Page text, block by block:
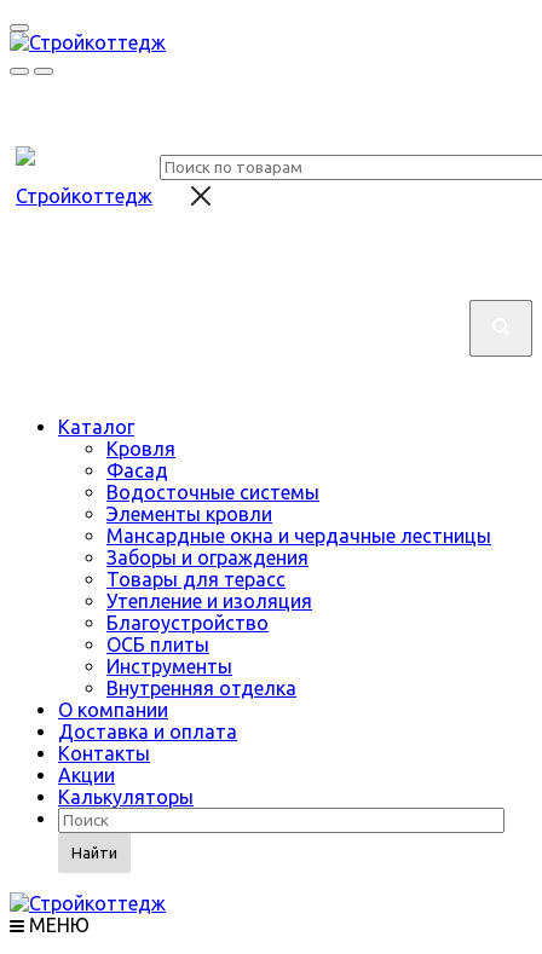
Каталог
Кровля
Фасад
Водосточные системы
Элементы кровли
Мансардные окна и чердачные лестницы
Заборы и ограждения
Товары для терасс
Утепление и изоляция
Благоустройство
ОСБ плиты
Инструменты
Внутренняя отделка
О компании
Доставка и оплата
Контакты
Акции
Калькуляторы
Найти
МЕНЮ